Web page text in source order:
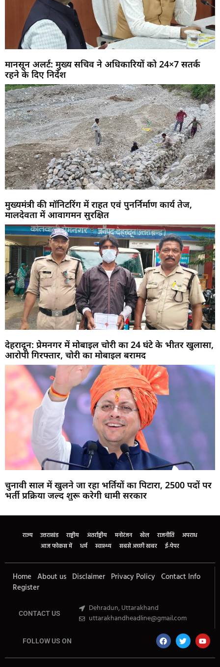
मानसून अलर्ट: मुख्य सचिव ने अधिकारियों को 24×7 सतर्क
रहने के दिए निर्देश
मुख्यमंत्री की मॉनिटरिंग में राहत एवं पुनर्निर्माण कार्य तेज,
मालदेवता में आवागमन सुरक्षित
देहरादून: प्रेमनगर में मोबाइल चोरी का 24 घंटे के भीतर खुलासा,
आरोपी गिरफ्तार, चोरी का मोबाइल बरामद
चुनावी साल में खुलने जा रहा भर्तियों का पिटारा, 2500 पदों पर
भर्ती प्रक्रिया जल्द शुरू करेगी धामी सरकार
राज्य उत्तराखंड राष्ट्रीय अंतर्राष्ट्रीय मनोरंजन खेल राजनीति
अपराध
आज फोकस में
धर्म स्वास्थ्य सबसे अच्छी खबर ई-पेपर
Home About us Disclaimer Privacy Policy Contact Info
Register
CONTACT US
Dehradun, Uttarakhand
uttarakhandheadline@gmail.com
FOLLOW US ON